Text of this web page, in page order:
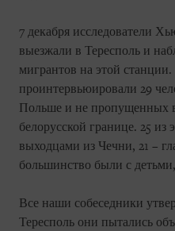
7 декабря исследователи
выезжали в Тересполь и
мигрантов на этой
проинтервьюировали 29
Польше и не пропущенных
белорусской границе. 25 из
выходцами из Чечни, 21 –
большинство были с
Все наши собеседники
Тересполь они пытались